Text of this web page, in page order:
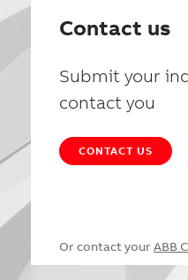
Contact us
Submit your
contact you
CONTACT US
Or contact your ABB